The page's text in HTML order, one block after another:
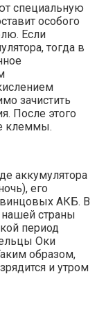
специальную
особого
Если
тогда в
зачистить
После этого
клеммы.
аккумулятора
его
АКБ. В
страны
период
Оки
образом,
и утром